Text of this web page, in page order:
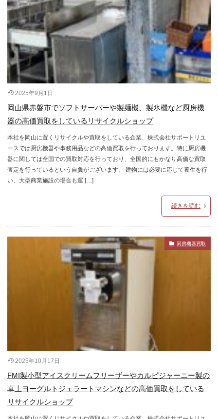
2025年9月1日
岡山県赤磐市でソフトサーバーや製麺機、製氷機など厨房機
器の高価買取をしているリサイクルショップ
本社を岡山に置くリサイクルや買取をしている企業、株式会社サポートリユ
ースでは厨房機器や事務用品などの高価買取を行っております。特に厨房機
器に関しては全国での買取対応を行っており、全国的にもかなり高価な買取
査定を行っているという自負がございます。 建物には必要に応じて養生を行
い、大型商業施設の場合も運 […]
続きを読む
厨房機器買取
2025年10月17日
FMI製小型アイスクリームフリーザーやカルピジャーニー製の
卓上ヨーグルトジェラートマシンなどの高価買取をしている
リサイクルショップ